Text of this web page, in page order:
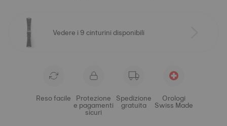
Vedere i 9 cinturini disponibili
Reso facile Protezione
e pagamenti
sicuri
Spedizione
gratuita
Orologi
Swiss Made